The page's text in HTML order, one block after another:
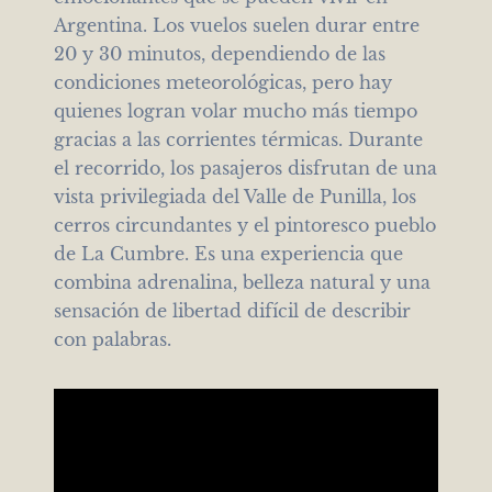
Argentina. Los vuelos suelen durar entre
20 y 30 minutos, dependiendo de las
condiciones meteorológicas, pero hay
quienes logran volar mucho más tiempo
gracias a las corrientes térmicas. Durante
el recorrido, los pasajeros disfrutan de una
vista privilegiada del Valle de Punilla, los
cerros circundantes y el pintoresco pueblo
de La Cumbre. Es una experiencia que
combina adrenalina, belleza natural y una
sensación de libertad difícil de describir
con palabras.